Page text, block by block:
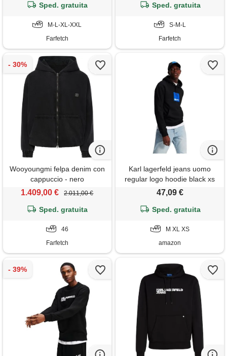
Sped. gratuita
M-L-XL-XXL
Farfetch
Sped. gratuita
S-M-L
Farfetch
Wooyoungmi felpa denim con
cappuccio - nero
1.409,00 € 2.011,00 €
Sped. gratuita
46
Farfetch
Karl lagerfeld jeans uomo
regular logo hoodie black xs
47,09 €
Sped. gratuita
M XL XS
amazon